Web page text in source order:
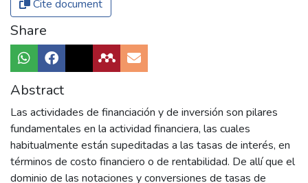
Cite document
Share
Abstract
Las actividades de financiación y de inversión son pilares
fundamentales en la actividad financiera, las cuales
habitualmente están supeditadas a las tasas de interés, en
términos de costo financiero o de rentabilidad. De allí que el
dominio de las notaciones y conversiones de tasas de